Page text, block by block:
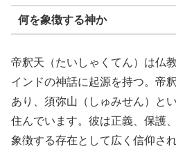
何を象徴する神か
帝釈天（たいしゃくてん）は仏
インドの神話に起源を持つ。帝
あり、須弥山（しゅみせん）と
住んでいます。彼は正義、保護
象徴する存在として広く信仰さ